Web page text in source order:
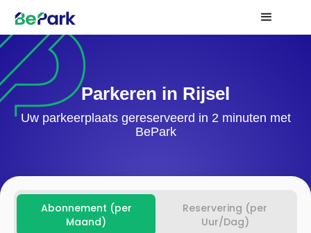
Parkeren in Rijsel
Uw parkeerplaats gereserveerd in 2 minuten met
BePark
Abonnement (per
Maand)
Reservering (per
Uur/Dag)